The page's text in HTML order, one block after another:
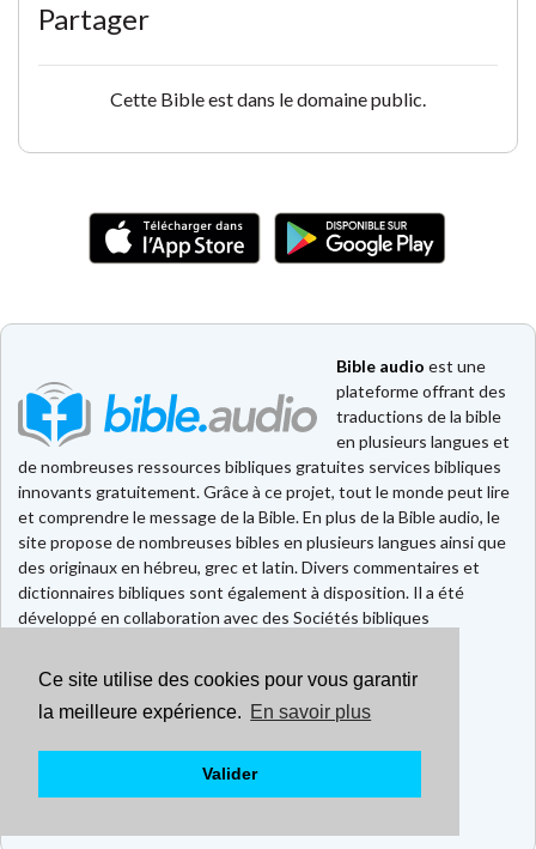
Ce site utilise des cookies pour vous garantir
la meilleure expérience. En savoir plus
Valider
Partager
Cette Bible est dans le domaine public.
Bible audio est une
plateforme offrant des
traductions de la bible
en plusieurs langues et
de nombreuses ressources bibliques gratuites services bibliques
innovants gratuitement. Grâce à ce projet, tout le monde peut lire
et comprendre le message de la Bible. En plus de la Bible audio, le
site propose de nombreuses bibles en plusieurs langues ainsi que
des originaux en hébreu, grec et latin. Divers commentaires et
dictionnaires bibliques sont également à disposition. Il a été
développé en collaboration avec des Sociétés bibliques
Faire un don
Contact